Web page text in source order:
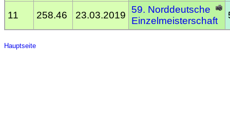
11 258.46 23.03.2019
59. Norddeutsche
Einzelmeisterschaft
Hauptseite